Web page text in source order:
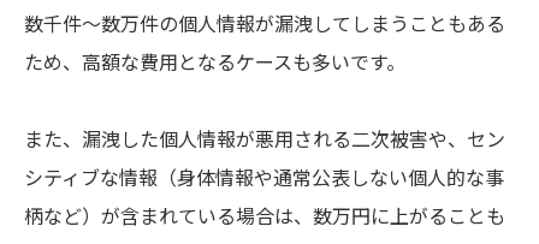
数千件〜数万件の個人情報が漏洩してしまうこともある
ため、高額な費用となるケースも多いです。
また、漏洩した個人情報が悪用される二次被害や、セン
シティブな情報（身体情報や通常公表しない個人的な事
柄など）が含まれている場合は、数万円に上がることも